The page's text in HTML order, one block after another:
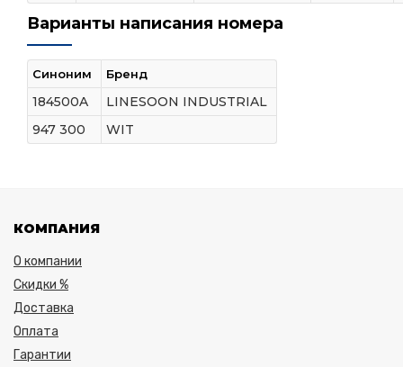
Варианты написания номера
Синоним Бренд
184500A
LINESOON INDUSTRIAL
947 300
WIT
КОМПАНИЯ
О компании
Скидки %
Доставка
Оплата
Гарантии